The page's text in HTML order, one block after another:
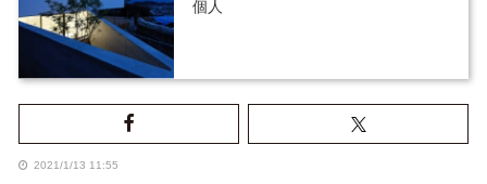
個人
2021/1/13 11:55